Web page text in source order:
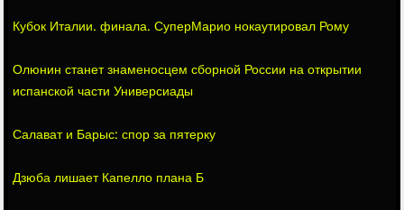
Кубок Италии. финала. СуперМарио нокаутировал Рому
Олюнин станет знаменосцем сборной России на открытии
испанской части Универсиады
Салават и Барыс: спор за пятерку
Дзюба лишает Капелло плана Б